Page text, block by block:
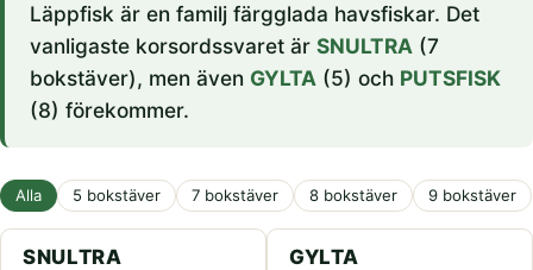
Läppfisk är en familj färgglada havsfiskar. Det
vanligaste korsordssvaret är SNULTRA(7
bokstäver), men även GYLTA(5) och PUTSFISK
(8) förekommer.
Alla 5 bokstäver 7 bokstäver 8 bokstäver 9 bokstäver
SNULTRA GYLTA